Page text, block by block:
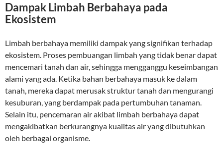
Dampak Limbah Berbahaya pada
Ekosistem
Limbah berbahaya memiliki dampak yang signifikan terhadap
ekosistem. Proses pembuangan limbah yang tidak benar dapat
mencemari tanah dan air, sehingga mengganggu keseimbangan
alami yang ada. Ketika bahan berbahaya masuk ke dalam
tanah, mereka dapat merusak struktur tanah dan mengurangi
kesuburan, yang berdampak pada pertumbuhan tanaman.
Selain itu, pencemaran air akibat limbah berbahaya dapat
mengakibatkan berkurangnya kualitas air yang dibutuhkan
oleh berbagai organisme.